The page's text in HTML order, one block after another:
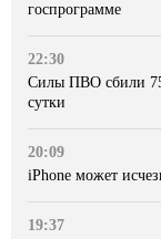
госпрограмме
22:30
Силы ПВО сбили
сутки
20:09
iPhone может
19:37